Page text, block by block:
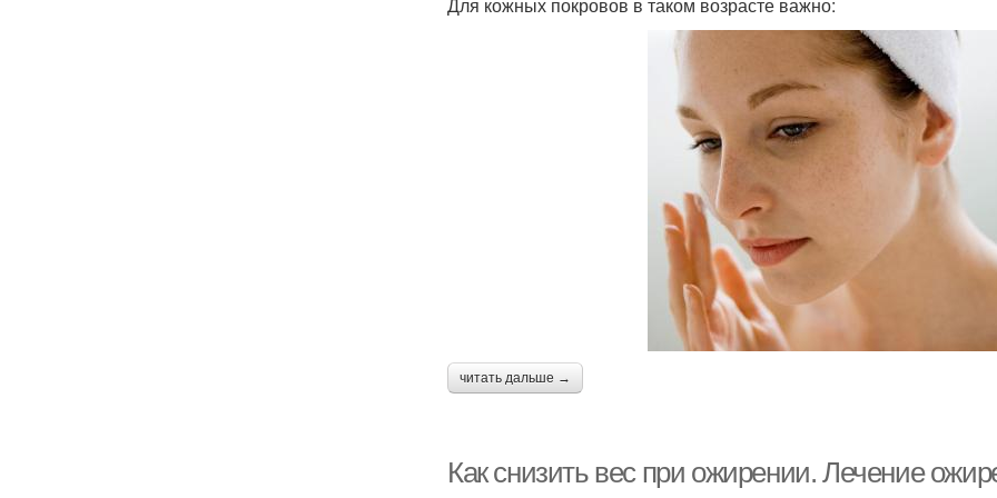
читать дальше →
Как снизить вес при ожирении. Лечение